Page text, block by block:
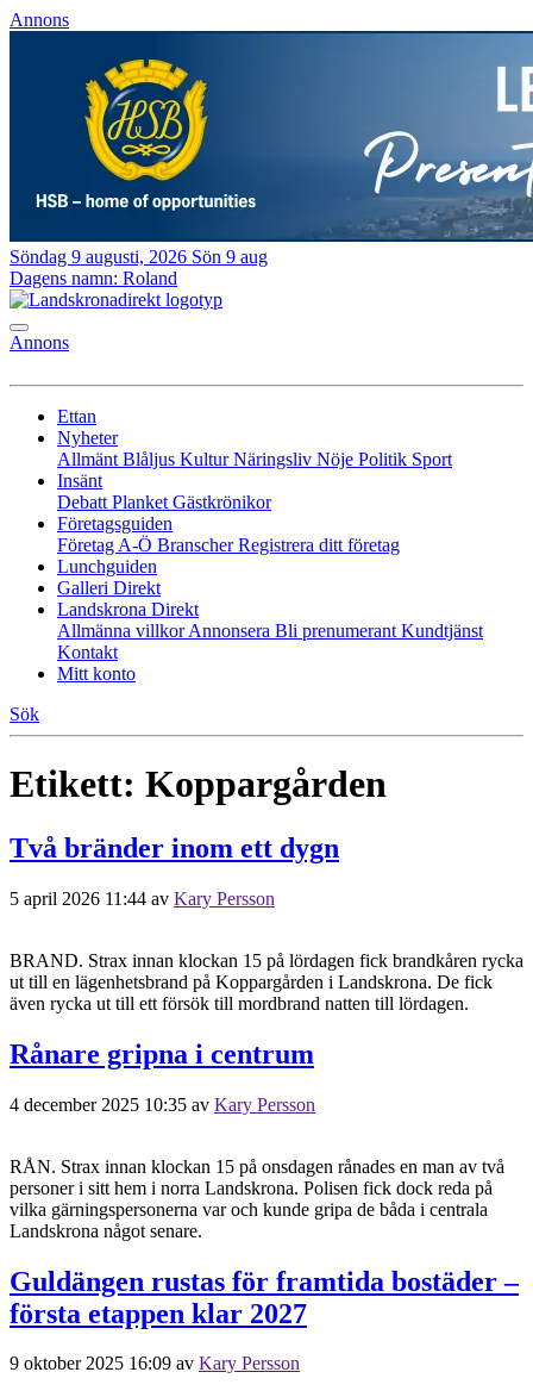
Annons
Söndag 9 augusti, 2026 Sön 9 aug
Dagens namn: Roland
Annons
Ettan
Nyheter
Allmänt Blåljus KulturNäringsliv Nöje Politik Sport
Insänt
Debatt Planket Gästkrönikor
Företagsguiden
Företag A-Ö BranscherRegistrera ditt företag
Lunchguiden
Galleri Direkt
Landskrona Direkt
Allmänna villkorAnnonsera Bli prenumerant Kundtjänst
Kontakt
Mitt konto
Sök
Etikett: Koppargården
Två bränder inom ett dygn
5 april 2026 11:44 av Kary Persson
BRAND. Strax innan klockan 15 på lördagen fick brandkåren rycka
ut till en lägenhetsbrand på Koppargården i Landskrona. De fick
även rycka ut till ett försök till mordbrand natten till lördagen.
Rånare gripna i centrum
4 december 2025 10:35 av Kary Persson
RÅN. Strax innan klockan 15 på onsdagen rånades en man av två
personer i sitt hem i norra Landskrona. Polisen fick dock reda på
vilka gärningspersonerna var och kunde gripa de båda i centrala
Landskrona något senare.
Guldängen rustas för framtida bostäder –
första etappen klar 2027
9 oktober 2025 16:09 av Kary Persson